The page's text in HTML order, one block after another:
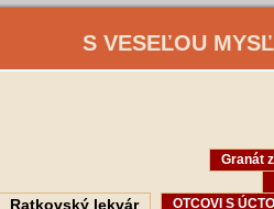
S VESEĽOU
Ratkovský lekvár
Granát
OTCOVI S